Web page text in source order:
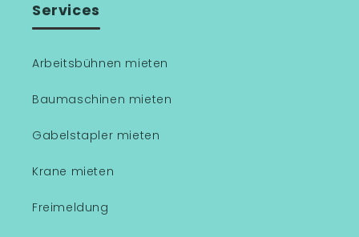
Services
Arbeitsbühnen mieten
Baumaschinen mieten
Gabelstapler mieten
Krane mieten
Freimeldung